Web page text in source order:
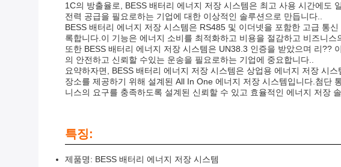
1C의 방출율로, BESS 배터리 에너지 저장 시스템은 최고 사용 시간에도
전력 공급을 필요로하는 기업에 대한 이상적인 솔루션으로 만듭니다..
BESS 배터리 에너지 저장 시스템은 RS485 및 이더넷을 포함한 고급 통
록합니다.이 기능은 에너지 소비를 최적화하고 비용을 절감하고 비즈니
또한 BESS 배터리 에너지 저장 시스템은 UN38.3 인증을 받았으며 리??
의 안전하고 신뢰할 수있는 운송을 필요로하는 기업에 중요합니다..
요약하자면, BESS 배터리 에너지 저장 시스템은 상업용 에너지 저장 시
장소를 제공하기 위해 설계된 All In One 에너지 저장 시스템입니다.첨단
니스의 요구를 충족하도록 설계된 신뢰할 수 있고 효율적인 에너지 저장 솔
특징:
제품명: BESS 배터리 에너지 저장 시스템